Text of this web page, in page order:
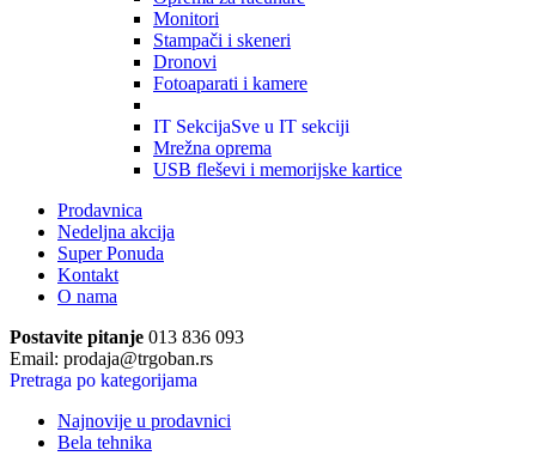
Monitori
Stampači i skeneri
Dronovi
Fotoaparati i kamere
IT SekcijaSve u IT sekciji
Mrežna oprema
USB fleševi i memorijske kartice
Prodavnica
Nedeljna akcija
Super Ponuda
Kontakt
O nama
Postavite pitanje 013 836 093
Email: prodaja@trgoban.rs
Pretraga po kategorijama
Najnovije u prodavnici
Bela tehnika